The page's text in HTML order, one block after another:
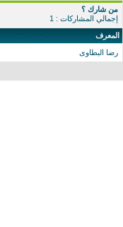
من شارك ؟
إجمالي المشاركات : 1
المعرف
رضا البطاوى